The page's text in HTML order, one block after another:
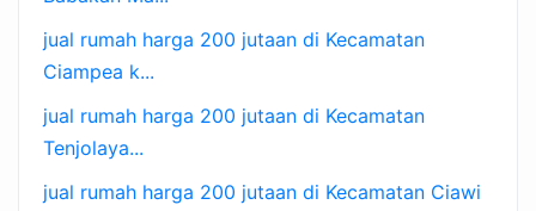
jual rumah harga 200 jutaan di Kecamatan
Ciampea k...
jual rumah harga 200 jutaan di Kecamatan
Tenjolaya...
jual rumah harga 200 jutaan di Kecamatan Ciawi